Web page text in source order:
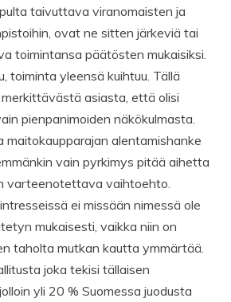
taivuttava viranomaisten ja
ovat ne sitten järkeviä tai
toimintansa päätösten mukaisiksi.
toiminta yleensä kuihtuu. Tällä
asiasta, että olisi
pienpanimoiden näkökulmasta.
maitokaupparajan alentamishanke
vain pyrkimys pitää aihetta
varteenotettava vaihtoehto.
ei missään nimessä ole
mukaisesti, vaikka niin on
taholta mutkan kautta ymmärtää.
joka tekisi tällaisen
yli 20 % Suomessa juodusta